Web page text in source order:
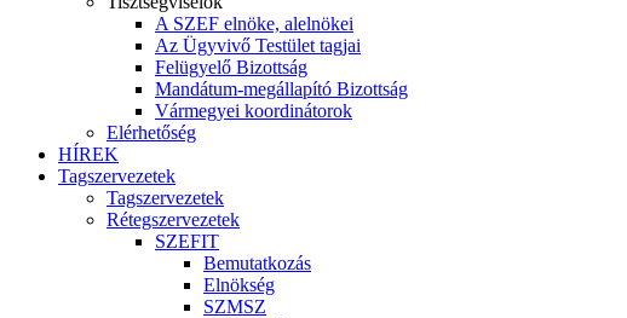
A SZEF elnöke, alelnökei
Az Ügyvivő Testület tagjai
Felügyelő Bizottság
Mandátum-megállapító Bizottság
Vármegyei koordinátorok
Elérhetőség
HÍREK
Tagszervezetek
Tagszervezetek
Rétegszervezetek
SZEFIT
Bemutatkozás
Elnökség
SZMSZ